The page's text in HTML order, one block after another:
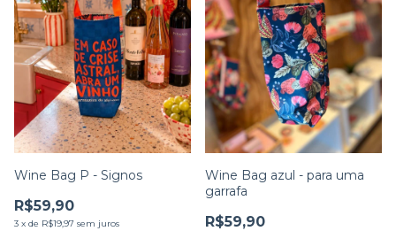
Wine Bag P - Signos
R$59,90
3 x de R$19,97 sem juros
Wine Bag azul - para uma
garrafa
R$59,90